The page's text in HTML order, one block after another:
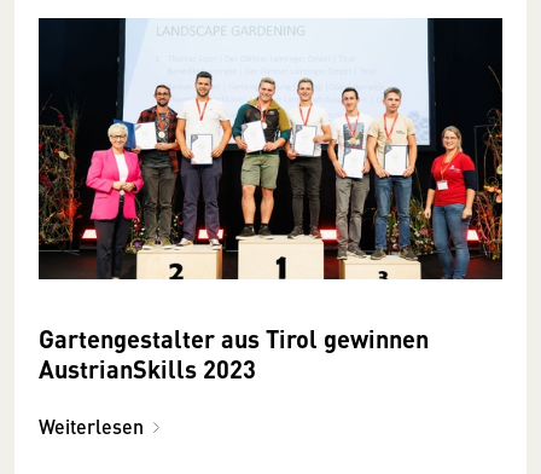
Gartengestalter aus Tirol gewinnen
AustrianSkills 2023
Weiterlesen